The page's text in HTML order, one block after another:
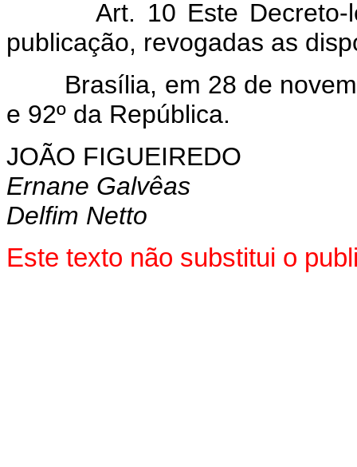
Art. 10 Este Decreto-lei
publicação, revogadas as
Brasília, em 28 de
e 92º da República.
JOÃO FIGUEIREDO
Ernane Galvêas
Delfim Netto
Este texto não substitui o